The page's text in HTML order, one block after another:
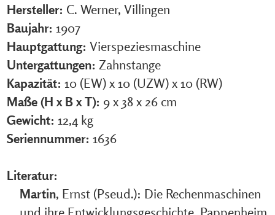
Hersteller: C. Werner, Villingen
Baujahr: 1907
Hauptgattung: Vierspeziesmaschine
Untergattungen: Zahnstange
Kapazität: 10 (EW) x 10 (UZW) x 10 (RW)
Maße (H x B x T): 9 x 38 x 26 cm
Gewicht: 12,4 kg
Seriennummer: 1636
Literatur:
Martin, Ernst (Pseud.): Die Rechenmaschinen